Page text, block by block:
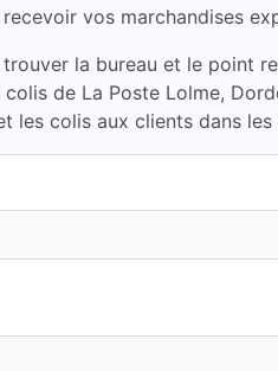
vos marchandises
la bureau et le point
de La Poste Lolme,
les colis aux clients dans les